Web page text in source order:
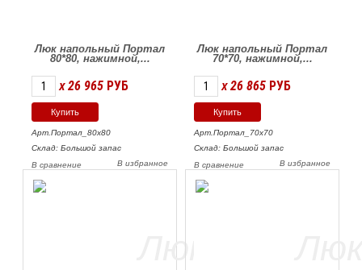
Люк напольный Портал
80*80, нажимной,...
X 26 965 РУБ
Арт.Портал_80х80
Склад: Большой запас
В избранное
В сравнение
Люк напольный Портал
70*70, нажимной,...
X 26 865 РУБ
Арт.Портал_70х70
Склад: Большой запас
В избранное
В сравнение